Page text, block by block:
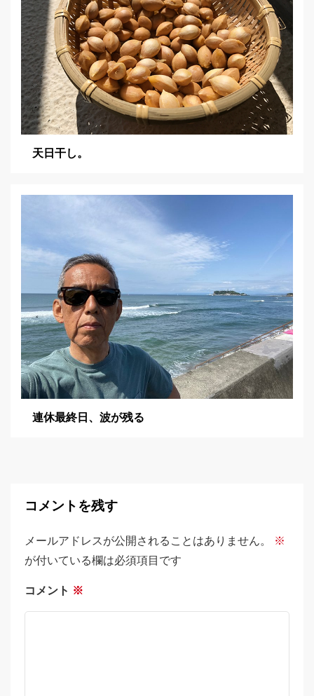
天日干し。
連休最終日、波が残る
コメントを残す
メールアドレスが公開されることはありません。
※
が付いている欄は必須項目です
コメント ※